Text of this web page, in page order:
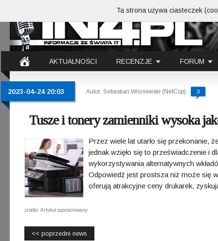
AKTUALNOŚCI RECENZJE FORUM
2023-04-24 20:03 Autor: Sebastian Wiśniewski (NetCop) 3
Tusze i tonery zamienniki wysoka
Przez wiele lat utarło się przekonanie,
jednak wzięło się to przeświadczenie i
wykorzystywania alternatywnych
Odpowiedź jest prostsza niż może się
oferują atrakcyjne ceny drukarek,
źródło: Artykuł sponsorowany
<< poprzedni news
Ta strona używa ciasteczek